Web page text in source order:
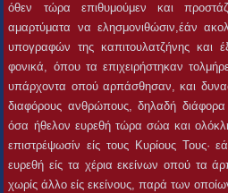
όθεν τώρα επιθυμούμεν και
αμαρτύματα να ελησμονιθώσιν,έάν
υπογραφών της καπιτουλατζήνης και
φονικά, όπου τα επιχειρήστηκαν
υπάρχοντα οπού αρπάσθησαν, και
διαφόρους ανθρώπους, δηλαδή
όσα ήθελον ευρεθή τώρα σώα και
επιστρέψωσίν είς τους Κυρίους Τους·
ευρεθή είς τα χέρια εκείνων οπού τα
χωρίς άλλο είς εκείνους, παρά των